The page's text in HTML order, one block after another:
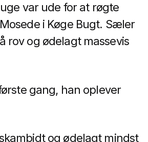
var ude for at røgte
i Køge Bugt. Sæler
rov og ødelagt massevis
gang, han oplever
og ødelagt mindst